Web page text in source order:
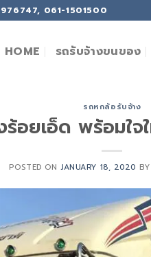
061-1501500
HOME รถรับจ้างขนของ
รถหกล้อรับจ้าง
อยเอ็ด พร้อมใจ
POSTED ONJANUARY 18, 2020